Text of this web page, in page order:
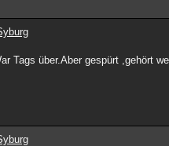
Tags über.Aber gespürt ,gehört